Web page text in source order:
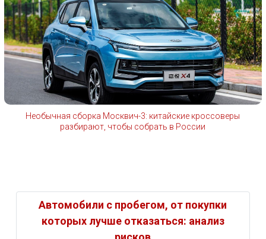
Необычная сборка Москвич-3: китайские кроссоверы
разбирают, чтобы собрать в России
Автомобили с пробегом, от покупки
которых лучше отказаться: анализ